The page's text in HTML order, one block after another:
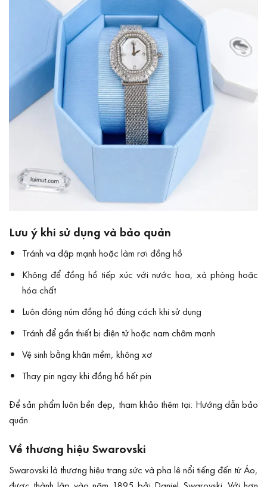
Lưu ý khi sử dụng và bảo quản
Tránh va đập mạnh hoặc làm rơi đồng hồ
Không để đồng hồ tiếp xúc với nước hoa, xà phòng hoặc
hóa chất
Luôn đóng núm đồng hồ đúng cách khi sử dụng
Tránh để gần thiết bị điện tử hoặc nam châm mạnh
Vệ sinh bằng khăn mềm, không xơ
Thay pin ngay khi đồng hồ hết pin
Để sản phẩm luôn bền đẹp, tham khảo thêm tại: Hướng dẫn bảo
quản
Về thương hiệu Swarovski
Swarovski là thương hiệu trang sức và pha lê nổi tiếng đến từ Áo,